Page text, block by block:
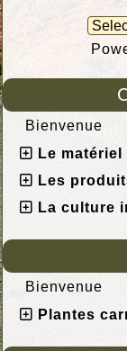
Bienvenue
Le matériel
Les
La culture
Bienvenue
Plantes